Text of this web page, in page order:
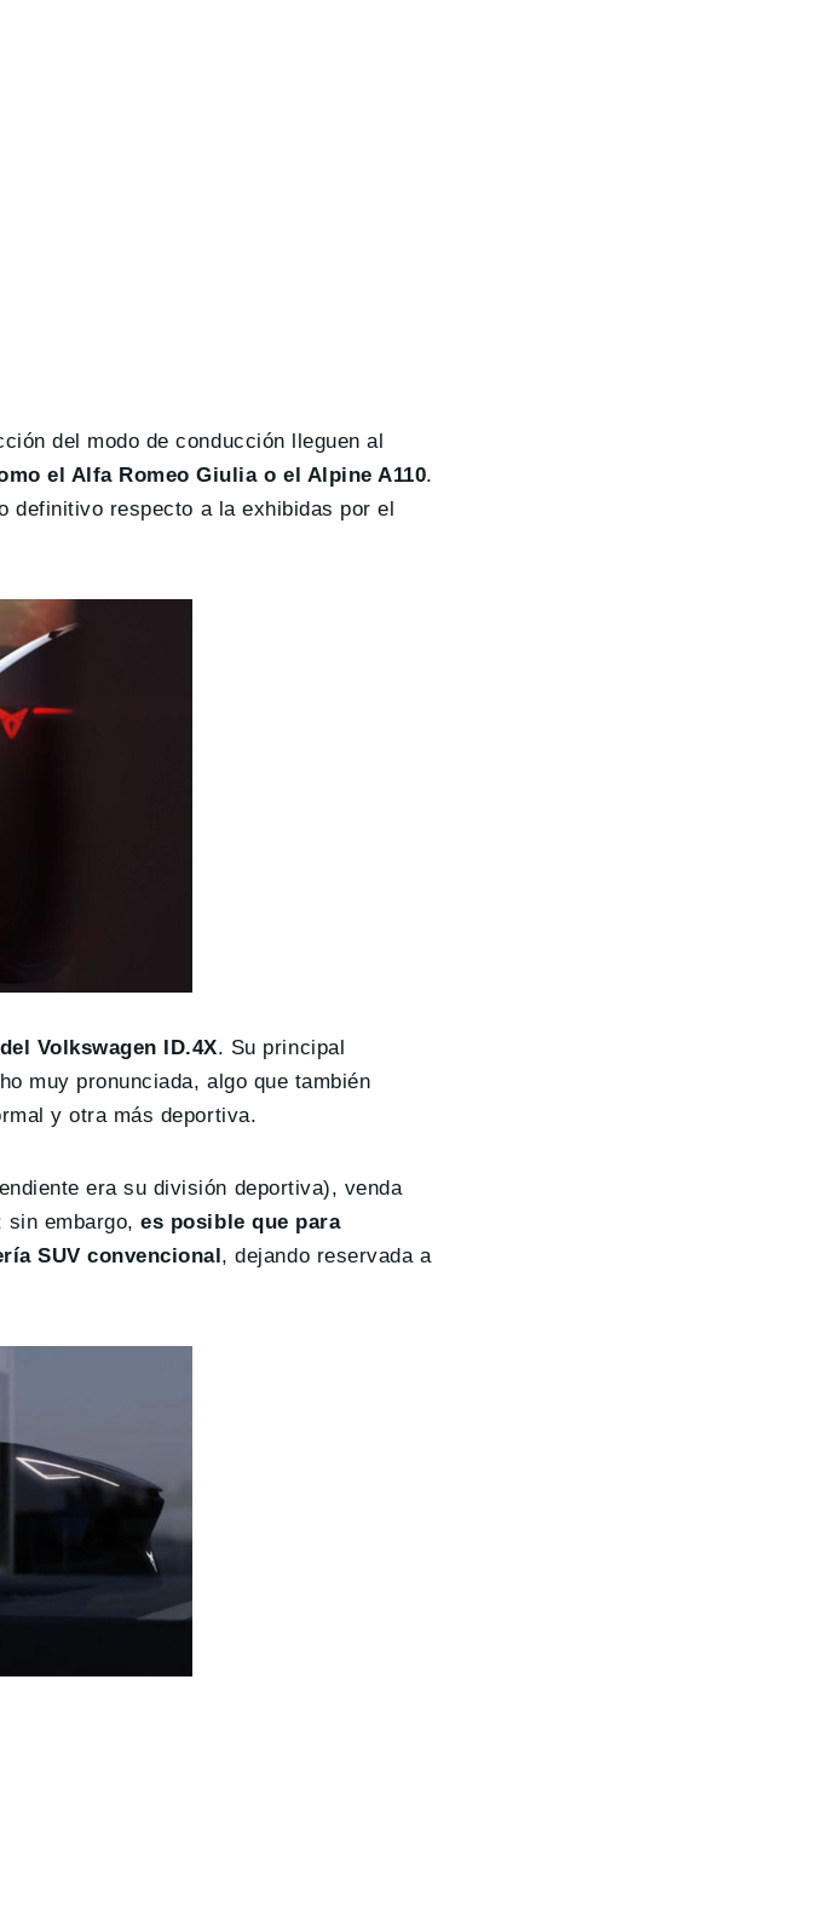
del modo de conducción lleguen al
el Alfa Romeo Giulia o el Alpine A110.
definitivo respecto a la exhibidas por el
Volkswagen ID.4X. Su principal
muy pronunciada, algo que también
y otra más deportiva.
era su división deportiva), venda
sin embargo,es posible que para
SUV convencional, dejando reservada a